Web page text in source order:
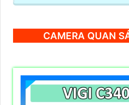
CAMERA QUAN